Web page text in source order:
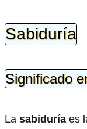
Sabiduría
Significado
La sabiduría es